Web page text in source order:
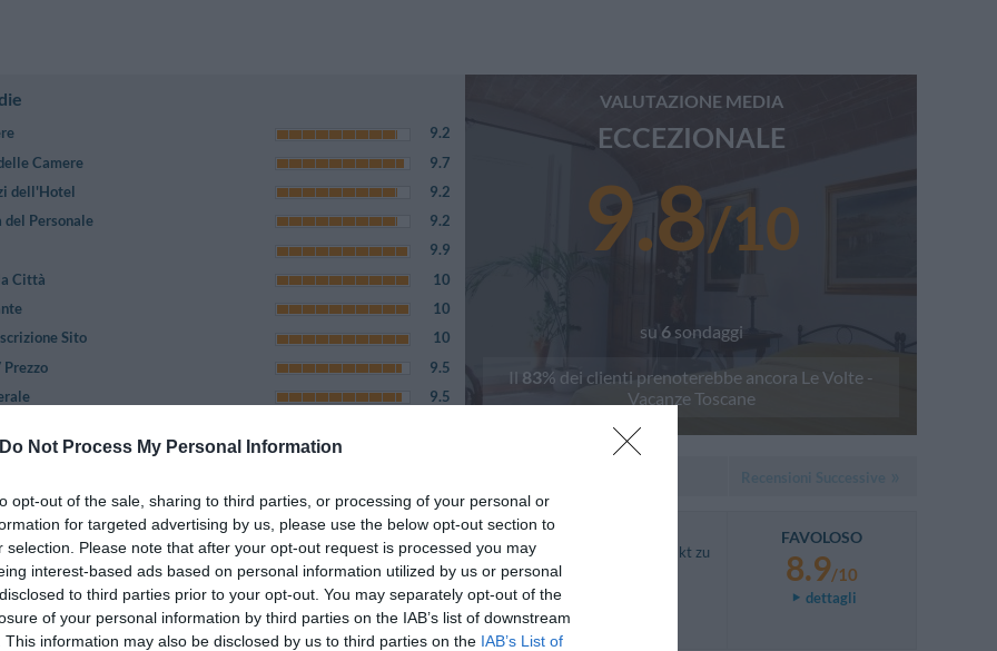
Do Not Process My Personal Information
opt-out of the sale, sharing to third parties, or processing of your personal or
for targeted advertising by us, please use the below opt-out section to
selection. Please note that after your opt-out request is processed you may
interest-based ads based on personal information utilized by us or personal
to third parties prior to your opt-out. You may separately opt-out of the
of your personal information by third parties on the IAB’s list of downstream
This information may also be disclosed by us to third parties on the IAB’s List of
9.2
Camere
9.7
dell'Hotel
9.2
Personale
9.2
9.9
Città
10
10
Sito
10
9.5
9.5
VALUTAZIONE MEDIA
ECCEZIONALE
9.8/10
su 6sondaggi
Il 83% dei clienti prenoterebbe ancora Le Volte -
Vacanze Toscane
Es handelte sich nicht um ein Hotel, sondern um eine Ferienwohnung . Ohne Service und Kontakt zu
personal
Ritornerebbe in questo hotel?
SI
FAVOLOSO
8.9/10
dettagli